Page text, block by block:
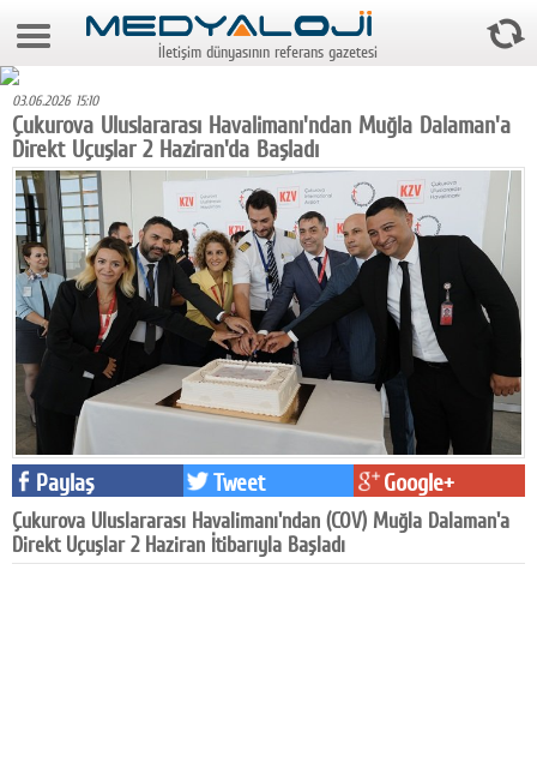
8 Ağustos 2026 12:43:03
Foto Galeri
Video Galeri
Gazeteler
Medya
Reyting-tiraj
Teknoloji
Televizyon
Dünya
Pr
Facebook
İletişim dünyasının referans gazetesi
03.06.2026 15:10
Çukurova Uluslararası Havalimanı'ndan Muğla Dalaman'a
Direkt Uçuşlar 2 Haziran'da Başladı
Paylaş Tweet Google+
Çukurova Uluslararası Havalimanı'ndan (COV) Muğla Dalaman'a
Direkt Uçuşlar 2 Haziran İtibarıyla Başladı